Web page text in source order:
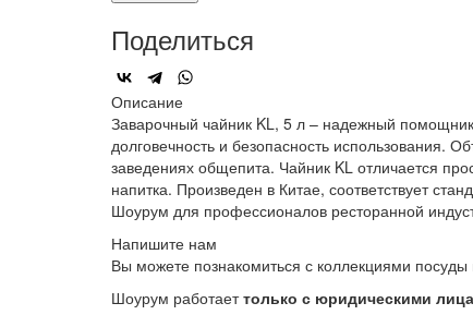
Поделиться
Описание
Заварочный чайник KL, 5 л – надежный
долговечность и безопасность использования.
заведениях общепита. Чайник KL отличается
напитка. Произведен в Китае, соответствует
Шоурум для профессионалов ресторанной
Напишите нам
Вы можете познакомиться с коллекциями
Шоурум работаеттолько с юридическими